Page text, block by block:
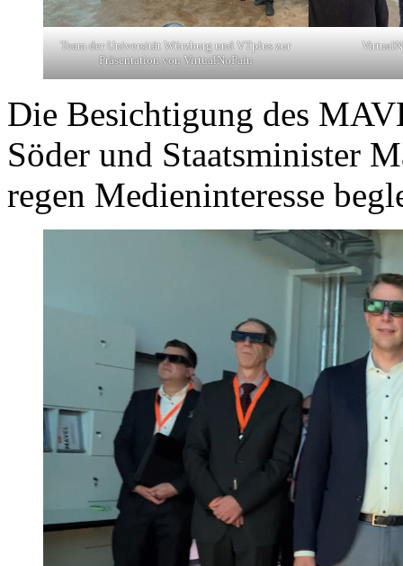
Team der Universität Würzburg und VTplus zur
Präsentation von VirtualNoPain
Die Besichtigung des
Söder und Staatsminister
regen Medieninteresse